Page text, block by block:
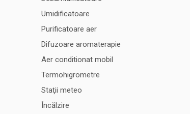
Umidificatoare
Purificatoare aer
Difuzoare aromaterapie
Aer conditionat mobil
Termohigrometre
Staţii meteo
Încălzire